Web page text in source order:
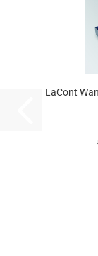
LaCont